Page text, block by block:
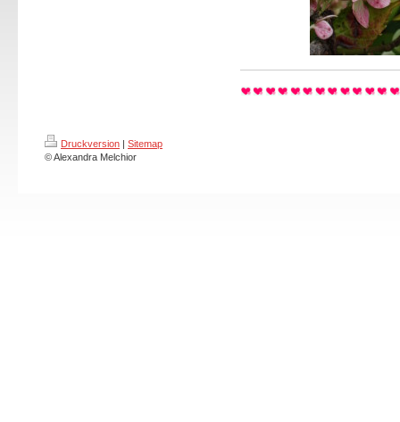
Druckversion | Sitemap
© Alexandra Melchior